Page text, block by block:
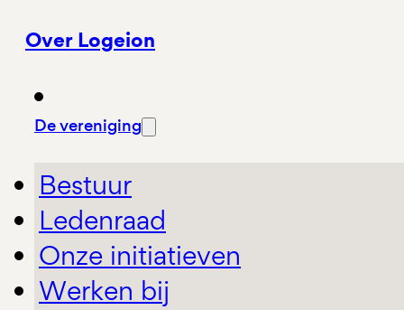
Over Logeion
De vereniging
Bestuur
Ledenraad
Onze initiatieven
Werken bij